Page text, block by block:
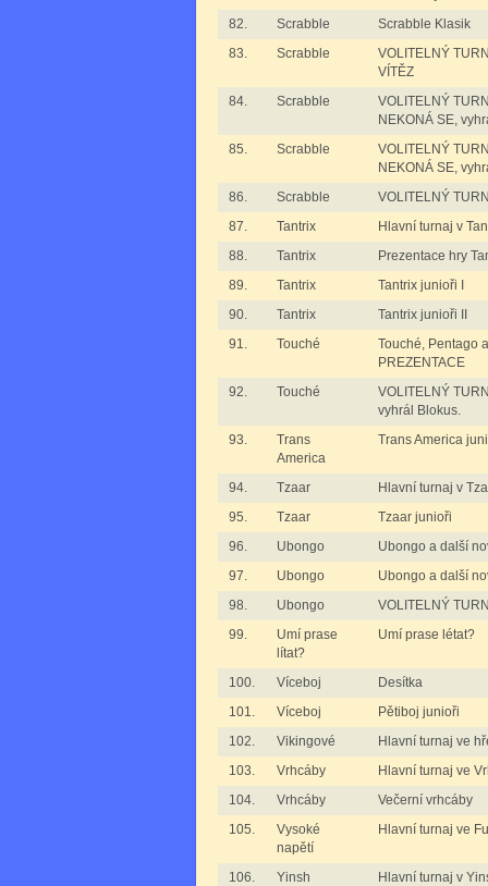
82.
Scrabble
Scrabble Klasik
83.
Scrabble
VOLITELNÝ
VÍTĚZ
84.
Scrabble
VOLITELNÝ
NEKONÁ SE,
85.
Scrabble
VOLITELNÝ
NEKONÁ SE,
86.
Scrabble
VOLITELNÝ
87.
Tantrix
Hlavní turnaj v
88.
Tantrix
Prezentace hry
89.
Tantrix
Tantrix junioři I
90.
Tantrix
Tantrix junioři II
91.
Touché
Touché, Pentago
PREZENTACE
92.
Touché
VOLITELNÝ
vyhrál Blokus.
93.
Trans
America
Trans America
94. Tzaar
Hlavní turnaj v
95.
Tzaar
Tzaar junioři
96.
Ubongo
Ubongo a další
97.
Ubongo
Ubongo a další
98.
Ubongo
VOLITELNÝ
99.
Umí prase
lítat?
Umí prase létat?
100. Víceboj
Desítka
101.
Víceboj
Pětiboj junioři
102.
Vikingové
Hlavní turnaj ve
103.
Vrhcáby
Hlavní turnaj ve
104.
Vrhcáby
Večerní vrhcáby
105.
Vysoké
napětí
Hlavní turnaj ve
106. Yinsh
Hlavní turnaj v